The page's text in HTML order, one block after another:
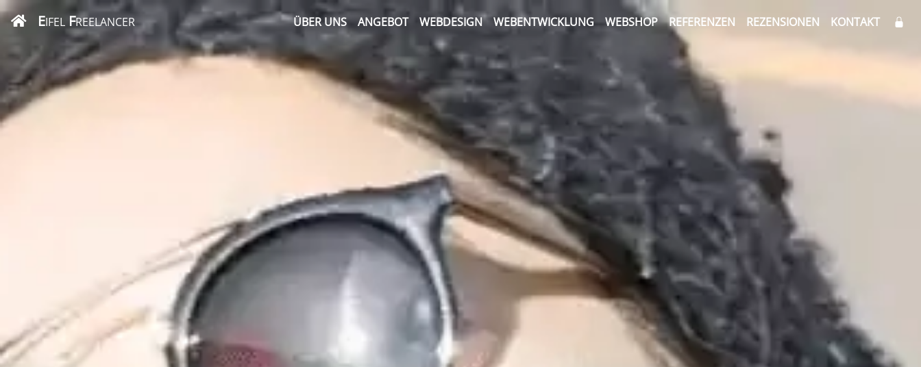
EIFEL FREELANCER ÜBER UNS ANGEBOT WEBDESIGN WEBENTWICKLUNG WEBSHOP REFERENZEN REZENSIONEN KONTAKT